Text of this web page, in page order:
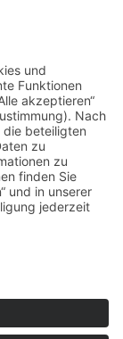
| Alle Rechte